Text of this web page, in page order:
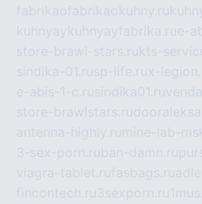
fabrikaofabrikaokuhny.ru
kuhnyaykuhnyayfabrika.rue-
store-brawl-stars.rukts-
sindika-01.rusp-life.rux-
e-abis-1-c.rusindika01.ru
store-brawlstars.ru
antenna-highly.ru mine-lab-
3-sex-porn.ruban-damn.ru
viagra-tablet.rufasbags.ru
fincontech.ru3sexporn.ru